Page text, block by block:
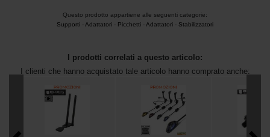
Questo prodotto appartiene alle seguenti categorie:
Supporti -Adattatori - Picchetti -Adattatori - Stabilizzatori
I prodotti correlati a questo articolo:
I clienti che hanno acquistato tale articolo hanno comprato anche: